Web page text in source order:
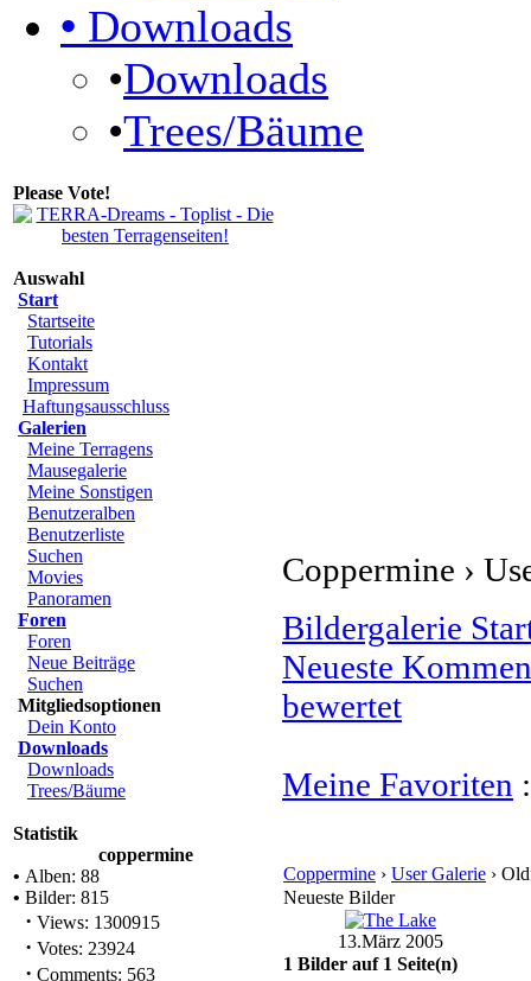
• Downloads
•Downloads
•Trees/Bäume
Please Vote!
Auswahl
Start
Startseite
Tutorials
Kontakt
Impressum
Haftungsausschluss
Galerien
Meine Terragens
Mausegalerie
Meine Sonstigen
Benutzeralben
Benutzerliste
Suchen
Movies
Panoramen
Foren
Foren
Neue Beiträge
Suchen
Mitgliedsoptionen
Dein Konto
Downloads
Downloads
Trees/Bäume
Statistik
coppermine
• Alben: 88
• Bilder: 815
· Views: 1300915
· Votes: 23924
· Comments: 563
Coppermine ›
Bildergalerie
Neueste
bewertet
Meine Favoriten
Coppermine › User Galerie ›
Neueste Bilder
13.März 2005
1 Bilder auf 1 Seite(n)